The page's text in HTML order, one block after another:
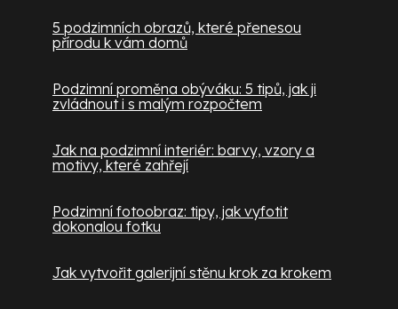
5 podzimních obrazů, které přenesou
přírodu k vám domů
Podzimní proměna obýváku: 5 tipů, jak ji
zvládnout i s malým rozpočtem
Jak na podzimní interiér: barvy, vzory a
motivy, které zahřejí
Podzimní fotoobraz: tipy, jak vyfotit
dokonalou fotku
Jak vytvořit galerijní stěnu krok za krokem